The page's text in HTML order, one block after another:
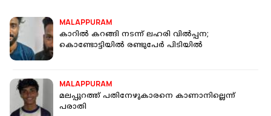
MALAPPURAM
കാറില്‍ കറങ്ങി നടന്ന് ലഹരി വില്‍പ്പന;
കൊണ്ടോട്ടിയില്‍ രണ്ടുപേര്‍ പിടിയില്‍
MALAPPURAM
മലപ്പുറത്ത് പതിനേഴുകാരനെ കാണാനില്ലെന്ന്
പരാതി